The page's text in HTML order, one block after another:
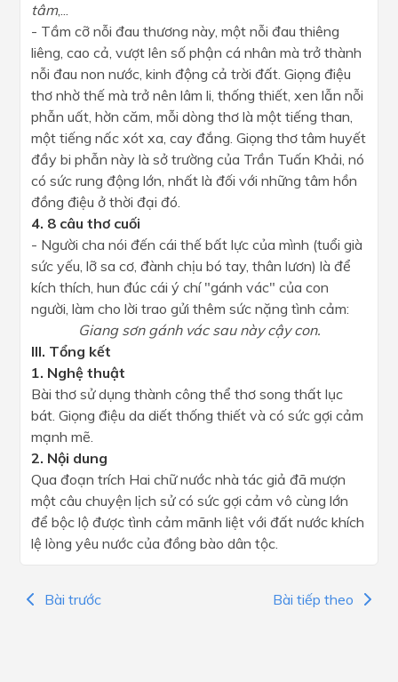
tâm,...
- Tầm cỡ nỗi đau thương này, một nỗi đau thiêng
liêng, cao cả, vượt lên số phận cá nhân mà trở thành
nỗi đau non nước, kinh động cả trời đất. Giọng điệu
thơ nhờ thế mà trở nên lâm li, thống thiết, xen lẫn nỗi
phẫn uất, hờn căm, mỗi dòng thơ là một tiếng than,
một tiếng nấc xót xa, cay đắng. Giọng thơ tâm huyết
đầy bi phẫn này là sở trường của Trần Tuấn Khải, nó
có sức rung động lớn, nhất là đối với những tâm hồn
đồng điệu ở thời đại đó.
4. 8 câu thơ cuối
- Người cha nói đến cái thế bất lực của mình (tuổi già
sức yếu, lỡ sa cơ, đành chịu bó tay, thân lươn) là để
kích thích, hun đúc cái ý chí "gánh vác" của con
người, làm cho lời trao gửi thêm sức nặng tình cảm:
Giang sơn gánh vác sau này cậy con.
III. Tổng kết
1. Nghệ thuật
Bài thơ sử dụng thành công thể thơ song thất lục
bát. Giọng điệu da diết thống thiết và có sức gợi cảm
mạnh mẽ.
2. Nội dung
Qua đoạn trích Hai chữ nước nhà tác giả đã mượn
một câu chuyện lịch sử có sức gợi cảm vô cùng lớn
để bộc lộ được tình cảm mãnh liệt với đất nước khích
lệ lòng yêu nước của đồng bào dân tộc.
Bài trước Bài tiếp theo